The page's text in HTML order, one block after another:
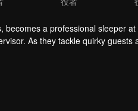
becomes a professional sleeper
As they tackle quirky